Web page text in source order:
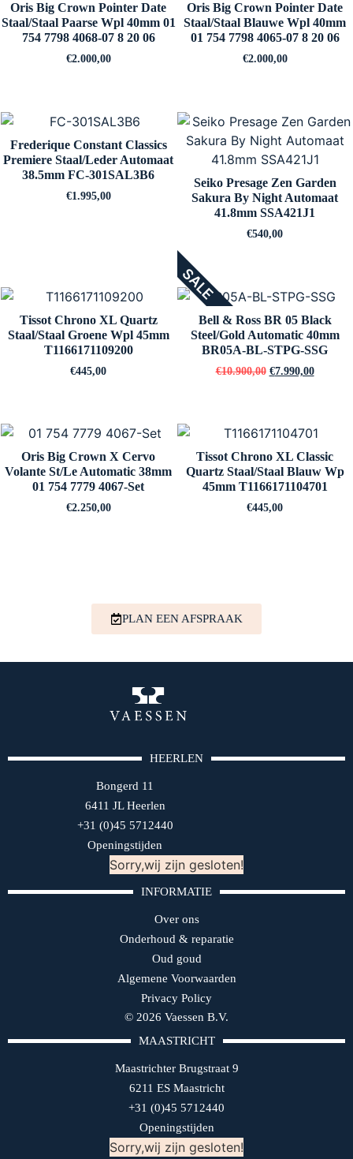
Oris Big Crown Pointer Date
Staal/Staal Paarse Wpl 40mm 01
754 7798 4068-07 8 20 06
€2.000,00
Oris Big Crown Pointer Date
Staal/Staal Blauwe Wpl 40mm
01 754 7798 4065-07 8 20 06
€2.000,00
Frederique Constant Classics
Premiere Staal/Leder Automaat
38.5mm FC-301SAL3B6
€1.995,00
Seiko Presage Zen Garden
Sakura By Night Automaat
41.8mm SSA421J1
€540,00
Tissot Chrono XL Quartz
Staal/Staal Groene Wpl 45mm
T1166171109200
€445,00
SALE
Bell & Ross BR 05 Black
Steel/Gold Automatic 40mm
BR05A-BL-STPG-SSG
€10.900,00 €7.990,00
Oris Big Crown X Cervo
Volante St/Le Automatic 38mm
01 754 7779 4067-Set
€2.250,00
Tissot Chrono XL Classic
Quartz Staal/Staal Blauw Wp
45mm T1166171104701
€445,00
PLAN EEN AFSPRAAK
HEERLEN
Bongerd 11
6411 JL Heerlen
+31 (0)45 5712440
Openingstijden
Sorry,wij zijn gesloten!
INFORMATIE
Over ons
Onderhoud & reparatie
Oud goud
Algemene Voorwaarden
Privacy Policy
© 2026 Vaessen B.V.
MAASTRICHT
Maastrichter Brugstraat 9
6211 ES Maastricht
+31 (0)45 5712440
Openingstijden
Sorry,wij zijn gesloten!